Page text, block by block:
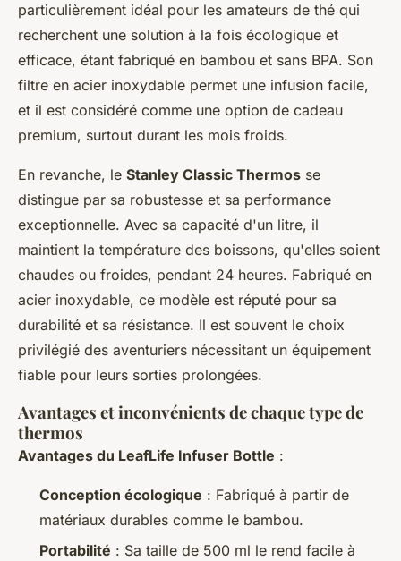
particulièrement idéal pour les amateurs de thé qui
recherchent une solution à la fois écologique et
efficace, étant fabriqué en bambou et sans BPA. Son
filtre en acier inoxydable permet une infusion facile,
et il est considéré comme une option de cadeau
premium, surtout durant les mois froids.
En revanche, le Stanley Classic Thermos se
distingue par sa robustesse et sa performance
exceptionnelle. Avec sa capacité d'un litre, il
maintient la température des boissons, qu'elles soient
chaudes ou froides, pendant 24 heures. Fabriqué en
acier inoxydable, ce modèle est réputé pour sa
durabilité et sa résistance. Il est souvent le choix
privilégié des aventuriers nécessitant un équipement
fiable pour leurs sorties prolongées.
Avantages et inconvénients de chaque type de
thermos
Avantages du LeafLife Infuser Bottle :
Conception écologique : Fabriqué à partir de
matériaux durables comme le bambou.
Portabilité : Sa taille de 500 ml le rend facile à